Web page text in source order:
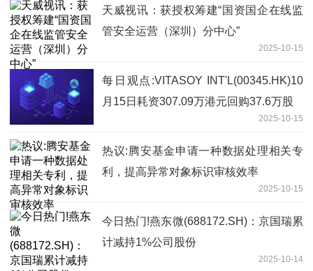
天威视讯：获授权筹建“国资国企在线监
管安全运营（深圳）分中心”
2025-10-15
每日观点:VITASOY INT'L(00345.HK)10
月15日耗资307.09万港元回购37.6万股
2025-10-15
热议:腾安基金申请一种数据处理相关专
利，提高异常对象标识审核效率
2025-10-15
今日热门!燕东微(688172.SH)：京国瑞累
计减持1%公司股份
2025-10-14